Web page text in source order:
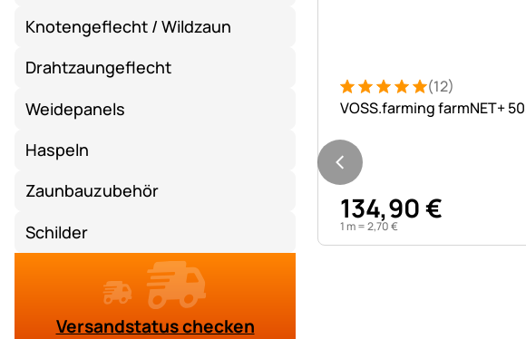
Knotengeflecht / Wildzaun
Drahtzaungeflecht
Weidepanels
Haspeln
Zaunbauzubehör
Schilder
Versandstatus checken
Bewertung: 5 von 5 (12
12 Bewertungen
(12)
VOSS.farming farmNET+
134,90€
1 m =2,70€